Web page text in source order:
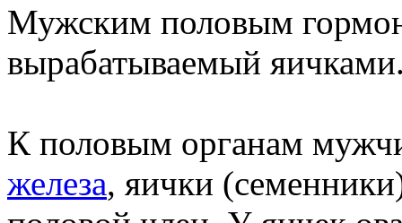
Мужским половым
вырабатываемый
К половым органам
железа, яички